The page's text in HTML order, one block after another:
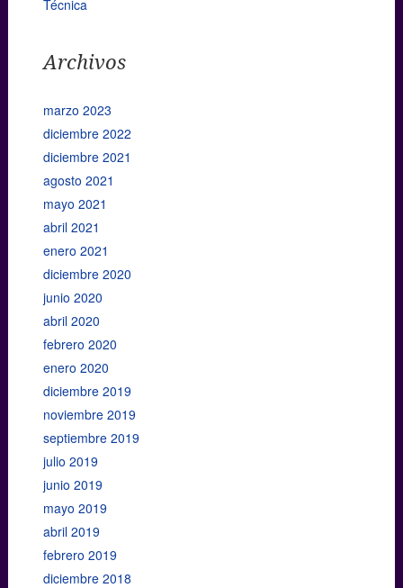
Técnica
Archivos
marzo 2023
diciembre 2022
diciembre 2021
agosto 2021
mayo 2021
abril 2021
enero 2021
diciembre 2020
junio 2020
abril 2020
febrero 2020
enero 2020
diciembre 2019
noviembre 2019
septiembre 2019
julio 2019
junio 2019
mayo 2019
abril 2019
febrero 2019
diciembre 2018